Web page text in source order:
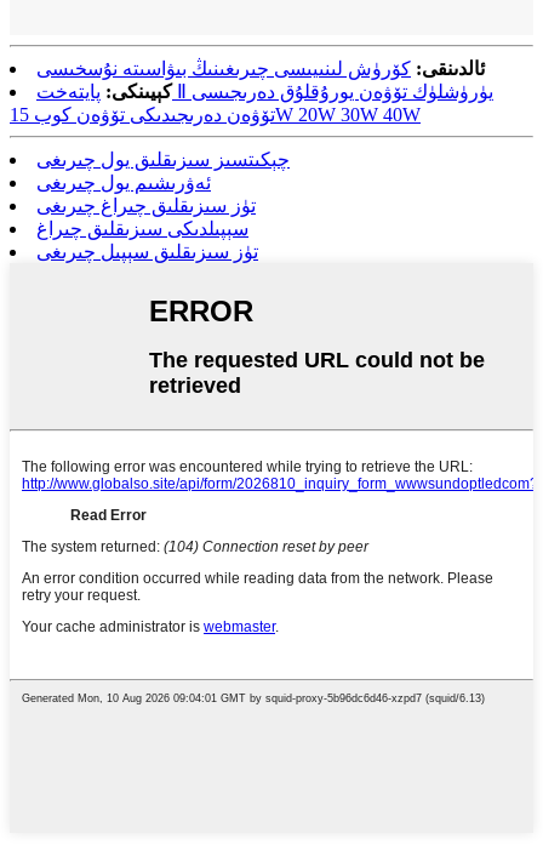
ئالدىنقى: كۆرۈش لىنىيىسى چىرىغىنىڭ بىۋاسىتە نۇسخىسى
كېيىنكى: پايتەخت Ⅱ يۈرۈشلۈك تۆۋەن يورۇقلۇق دەرىجىسى
تۆۋەن دەرىجىدىكى تۆۋەن كوب 15W 20W 30W 40W
چېكىتسىز سىزىقلىق يول چىرىغى
ئەۋرىشىم يول چىرىغى
تۈز سىزىقلىق چىراغ چىرىغى
سېپىلدىكى سىزىقلىق چىراغ
تۈز سىزىقلىق سېپىل چىرىغى